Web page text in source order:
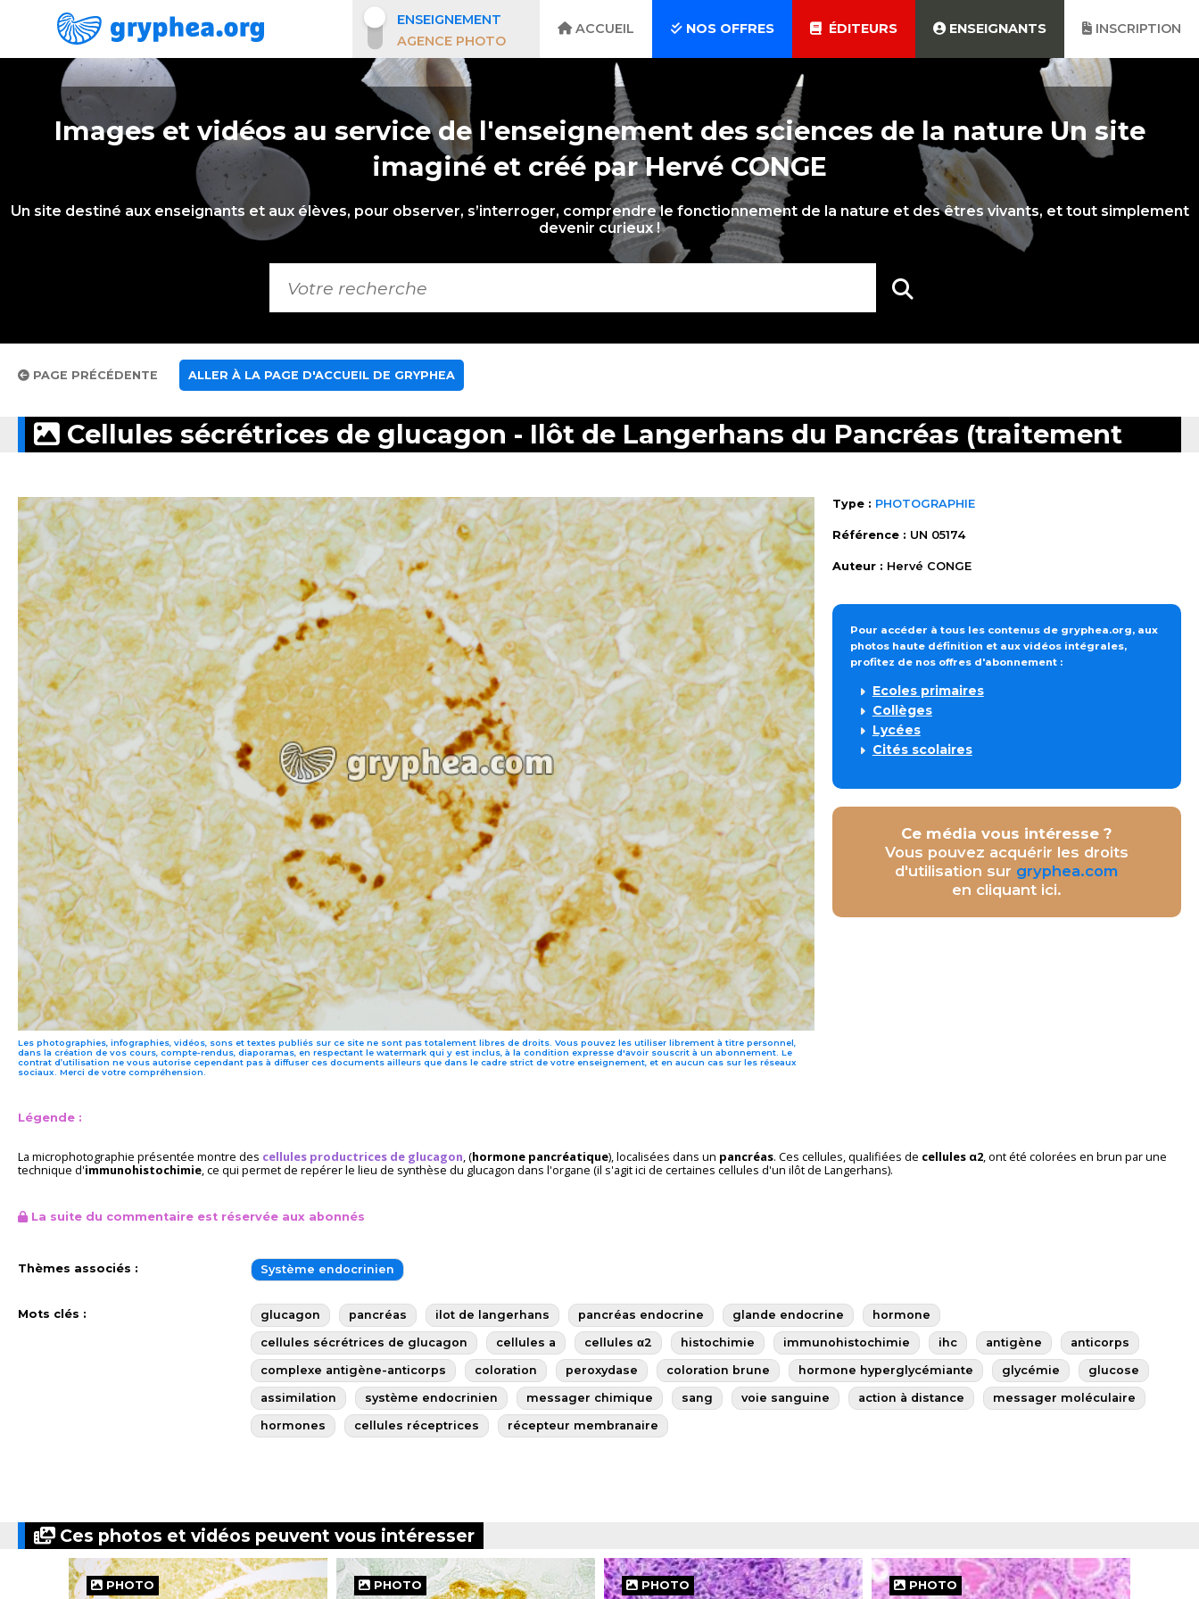
ENSEIGNEMENT
AGENCE PHOTO
ACCUEIL NOS OFFRES ÉDITEURS ENSEIGNANTS INSCRIPTION
Images et vidéos au service de l'enseignement des sciences de la nature Un site
imaginé et créé par Hervé CONGE
Un site destiné aux enseignants et aux élèves, pour observer, s’interroger, comprendre le fonctionnement de la nature et des êtres vivants, et tout simplement
devenir curieux !
PAGE PRÉCÉDENTE ALLER À LA PAGE D'ACCUEIL DE GRYPHEA
Cellules sécrétrices de glucagon - Ilôt de Langerhans du Pancréas (traitement
Les photographies, infographies, vidéos, sons et textes publiés sur ce site ne sont pas totalement libres de droits. Vous pouvez les utiliser librement à titre personnel,
dans la création de vos cours, compte-rendus, diaporamas, en respectant le watermark qui y est inclus, à la condition expresse d'avoir souscrit à un abonnement. Le
contrat d’utilisation ne vous autorise cependant pas à diffuser ces documents ailleurs que dans le cadre strict de votre enseignement, et en aucun cas sur les réseaux
sociaux. Merci de votre compréhension.
Type : PHOTOGRAPHIE
Référence : UN 05174
Auteur : Hervé CONGE
Pour accéder à tous les contenus de gryphea.org, aux
photos haute définition et aux vidéos intégrales,
profitez de nos offres d'abonnement :
Ecoles primaires
Collèges
Lycées
Cités scolaires
Ce média vous intéresse ?
Vous pouvez acquérir les droits
d'utilisation sur gryphea.com
en cliquant ici.
Légende :
La microphotographie présentée montre des cellules productrices de glucagon, (hormone pancréatique), localisées dans un pancréas. Ces cellules, qualifiées de cellules α2, ont été colorées en brun par une
technique d'immunohistochimie, ce qui permet de repérer le lieu de synthèse du glucagon dans l'organe (il s'agit ici de certaines cellules d'un ilôt de Langerhans).
La suite du commentaire est réservée aux abonnés
Thèmes associés : Système endocrinien
Mots clés : glucagon pancréas ilot de langerhans pancréas endocrine glande endocrine hormone
cellules sécrétrices de glucagon cellules a cellules α2 histochimie immunohistochimie ihc antigène anticorps
complexe antigène-anticorps coloration peroxydase coloration brune hormone hyperglycémiante glycémie glucose
assimilation système endocrinien messager chimique sang voie sanguine action à distance messager moléculaire
hormones cellules réceptrices récepteur membranaire
Ces photos et vidéos peuvent vous intéresser
PHOTO PHOTO PHOTO PHOTO